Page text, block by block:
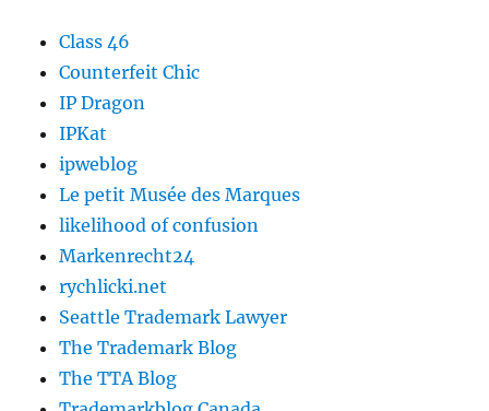
Class 46
Counterfeit Chic
IP Dragon
IPKat
ipweblog
Le petit Musée des Marques
likelihood of confusion
Markenrecht24
rychlicki.net
Seattle Trademark Lawyer
The Trademark Blog
The TTA Blog